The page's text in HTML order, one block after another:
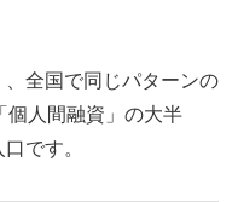
全国で同じパターンの
個人間融資」の大半
です。